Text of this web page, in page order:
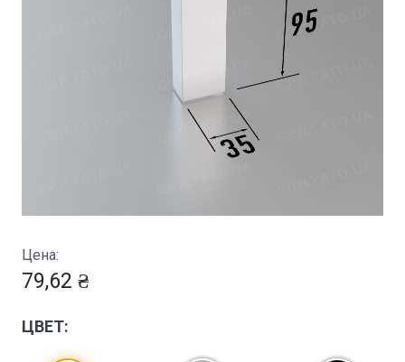
Цена:
79,62 ₴
ЦВЕТ: